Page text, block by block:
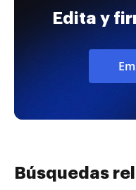
Edita y
Búsquedas